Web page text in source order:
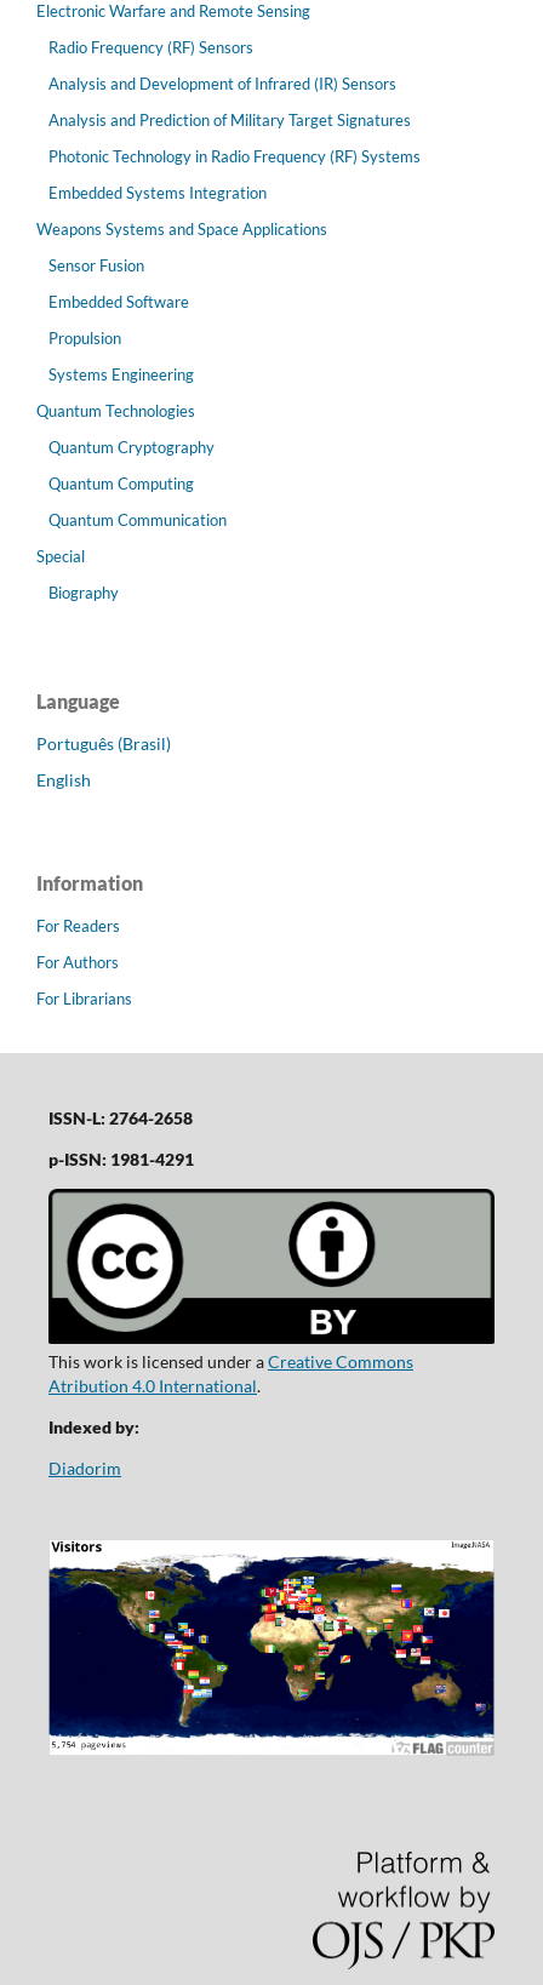
Electronic Warfare and Remote Sensing
Radio Frequency (RF) Sensors
Analysis and Development of Infrared (IR) Sensors
Analysis and Prediction of Military Target Signatures
Photonic Technology in Radio Frequency (RF) Systems
Embedded Systems Integration
Weapons Systems and Space Applications
Sensor Fusion
Embedded Software
Propulsion
Systems Engineering
Quantum Technologies
Quantum Cryptography
Quantum Computing
Quantum Communication
Special
Biography
Language
Português (Brasil)
English
Information
For Readers
For Authors
For Librarians
ISSN-L: 2764-2658
p-ISSN: 1981-4291
This work is licensed under aCreative Commons
Atribution 4.0 International.
Indexed by:
Diadorim